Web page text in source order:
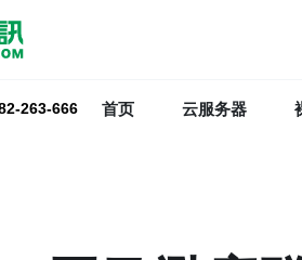
263-666 首页 云服务器